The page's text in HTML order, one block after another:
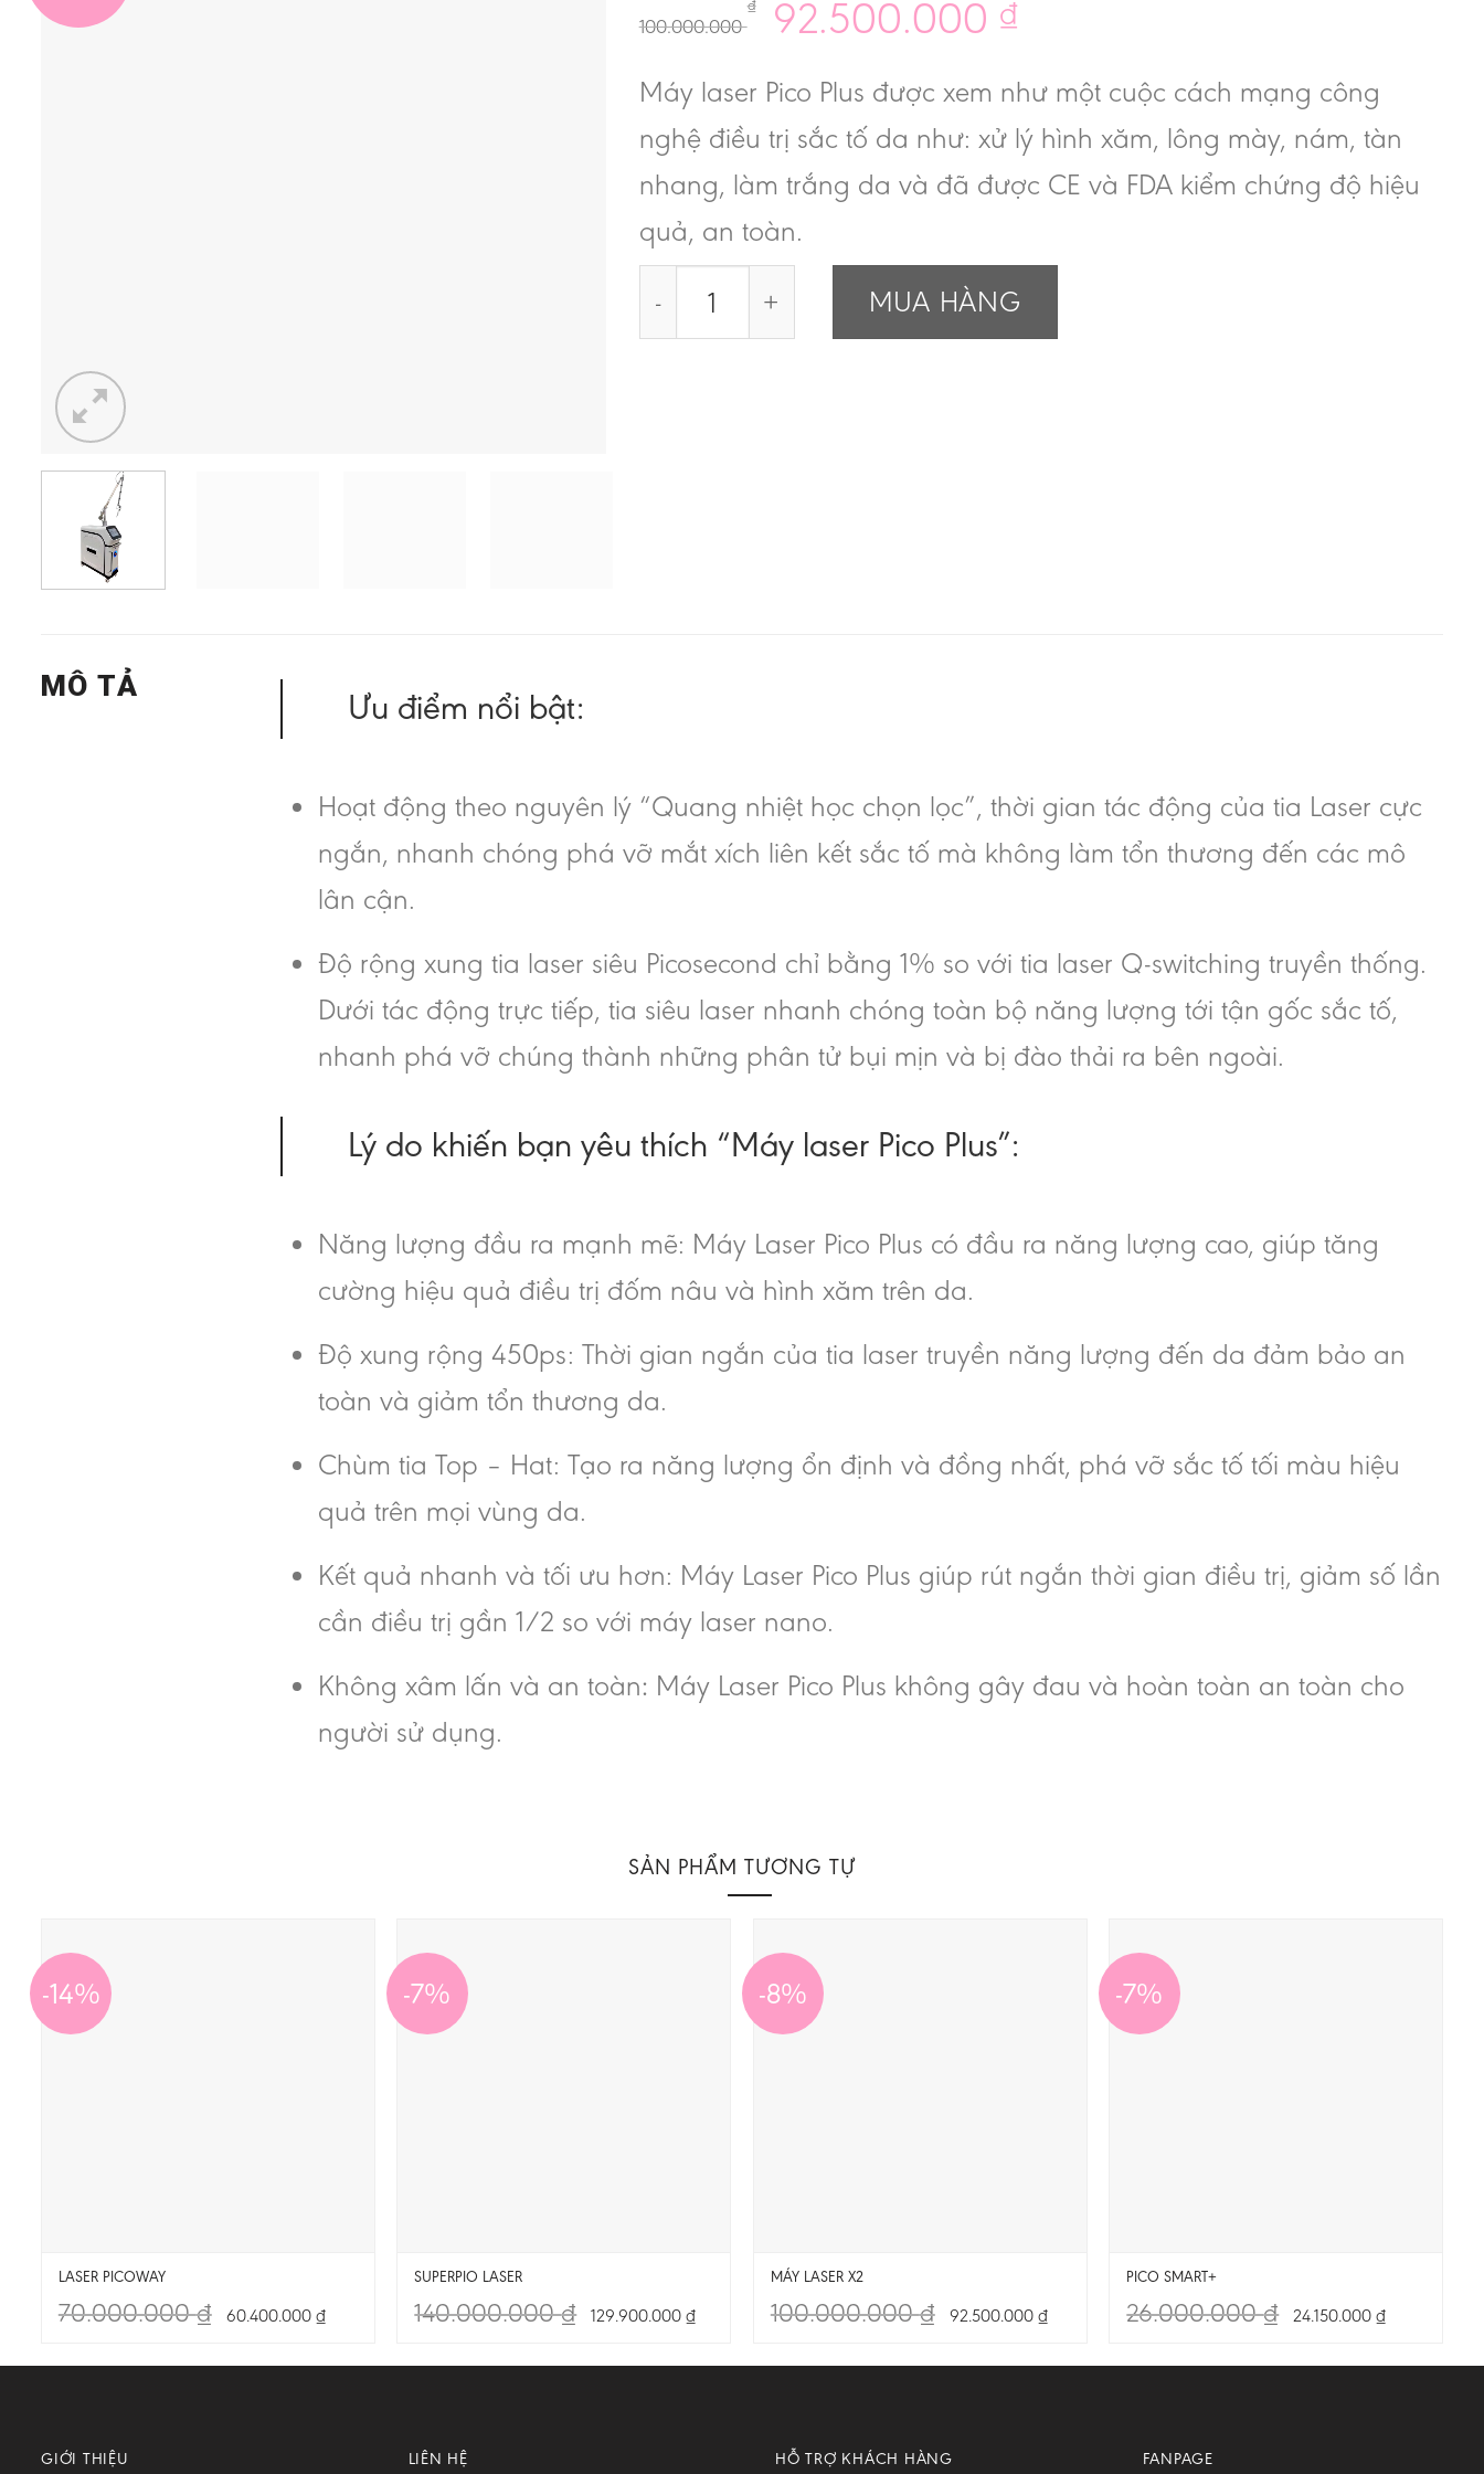
100.000.000
₫ 92.500.000 ₫
Máy laser Pico Plus được xem như một cuộc cách mạng công
nghệ điều trị sắc tố da như: xử lý hình xăm, lông mày, nám, tàn
nhang, làm trắng da và đã được CE và FDA kiểm chứng độ hiệu
quả, an toàn.
Máy Laser Pico Tera Plus số lượng
MUA HÀNG
MÔ TẢ
Ưu điểm nổi bật:
Hoạt động theo nguyên lý “Quang nhiệt học chọn lọc”, thời gian tác động của tia Laser cực
ngắn, nhanh chóng phá vỡ mắt xích liên kết sắc tố mà không làm tổn thương đến các mô
lân cận.
Độ rộng xung tia laser siêu Picosecond chỉ bằng 1% so với tia laser Q-switching truyền thống.
Dưới tác động trực tiếp, tia siêu laser nhanh chóng toàn bộ năng lượng tới tận gốc sắc tố,
nhanh phá vỡ chúng thành những phân tử bụi mịn và bị đào thải ra bên ngoài.
Lý do khiến bạn yêu thích “Máy laser Pico Plus”:
Năng lượng đầu ra mạnh mẽ: Máy Laser Pico Plus có đầu ra năng lượng cao, giúp tăng
cường hiệu quả điều trị đốm nâu và hình xăm trên da.
Độ xung rộng 450ps: Thời gian ngắn của tia laser truyền năng lượng đến da đảm bảo an
toàn và giảm tổn thương da.
Chùm tia Top – Hat: Tạo ra năng lượng ổn định và đồng nhất, phá vỡ sắc tố tối màu hiệu
quả trên mọi vùng da.
Kết quả nhanh và tối ưu hơn: Máy Laser Pico Plus giúp rút ngắn thời gian điều trị, giảm số lần
cần điều trị gần 1/2 so với máy laser nano.
Không xâm lấn và an toàn: Máy Laser Pico Plus không gây đau và hoàn toàn an toàn cho
người sử dụng.
SẢN PHẨM TƯƠNG TỰ
-14%
LASER PICOWAY
70.000.000₫ 60.400.000 ₫
-7%
SUPERPIO LASER
140.000.000₫ 129.900.000₫
-8%
MÁY LASER X2
100.000.000₫ 92.500.000 ₫
-7%
PICO SMART+
26.000.000₫ 24.150.000₫
GIỚI THIỆU LIÊN HỆ HỖ TRỢ KHÁCH HÀNG FANPAGE